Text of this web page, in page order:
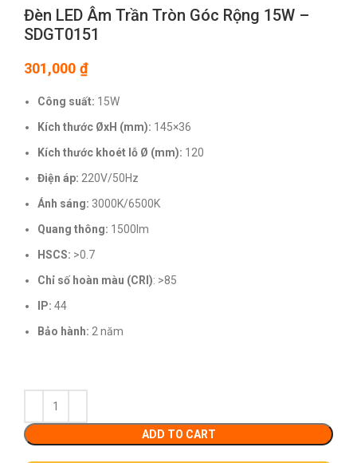
Đèn LED Âm Trần Tròn Góc Rộng 15W –
SDGT0151
301,000 ₫
Công suất: 15W
Kích thước ØxH (mm): 145×36
Kích thước khoét lỗ Ø (mm): 120
Điện áp: 220V/50Hz
Ánh sáng: 3000K/6500K
Quang thông: 1500lm
HSCS: >0.7
Chỉ số hoàn màu (CRI): >85
IP: 44
Bảo hành: 2 năm
ADD TO CART